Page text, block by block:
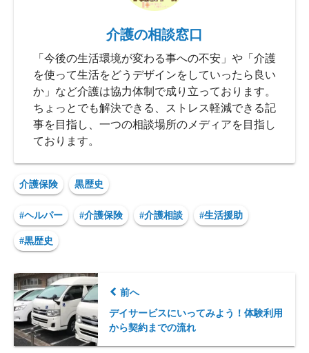
介護の相談窓口
「今後の生活環境が変わる事への不安」や「介護
を使って生活をどうデザインをしていったら良い
か」など介護は協力体制で成り立っております。
ちょっとでも解決できる、ストレス軽減できる記
事を目指し、一つの相談場所のメディアを目指し
ております。
介護保険 黒歴史
#ヘルパー #介護保険 #介護相談 #生活援助
#黒歴史
前へ
デイサービスにいってみよう！体験利用
から契約までの流れ